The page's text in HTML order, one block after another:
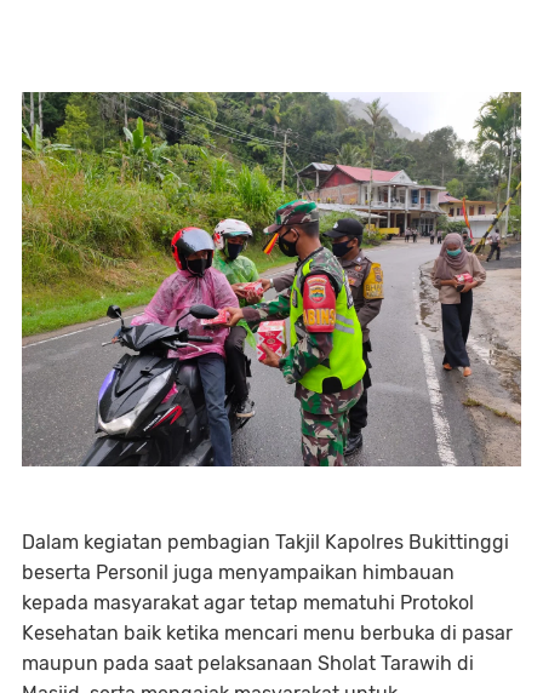
Dalam kegiatan pembagian Takjil Kapolres Bukittinggi
beserta Personil juga menyampaikan himbauan
kepada masyarakat agar tetap mematuhi Protokol
Kesehatan baik ketika mencari menu berbuka di pasar
maupun pada saat pelaksanaan Sholat Tarawih di